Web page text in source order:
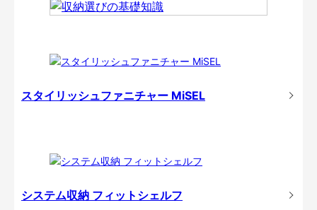
スタイリッシュファニチャー MiSEL
システム収納 フィットシェルフ